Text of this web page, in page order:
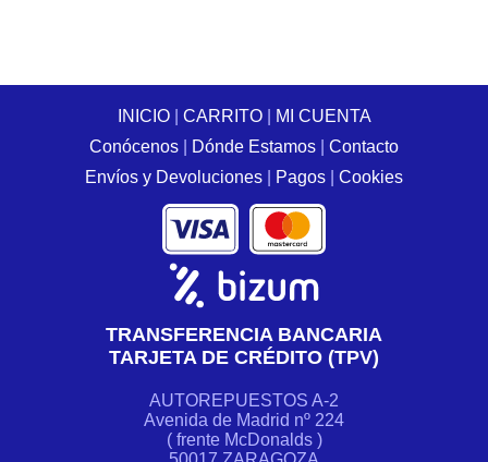
INICIO| CARRITO|
MI CUENTA
Conócenos
Dónde Estamos
Contacto
Envíos y Devoluciones
Pagos Cookies
TRANSFERENCIA BANCARIA
TARJETA DE CRÉDITO (TPV)
AUTOREPUESTOS A-2
Avenida de Madrid nº 224
( frente McDonalds )